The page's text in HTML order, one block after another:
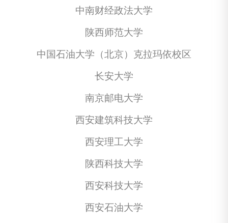
中南财经政法大学
陕西师范大学
中国石油大学（北京）克拉玛依校区
长安大学
南京邮电大学
西安建筑科技大学
西安理工大学
陕西科技大学
西安科技大学
西安石油大学